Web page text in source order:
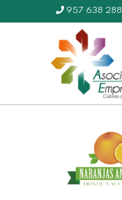
957 638 288